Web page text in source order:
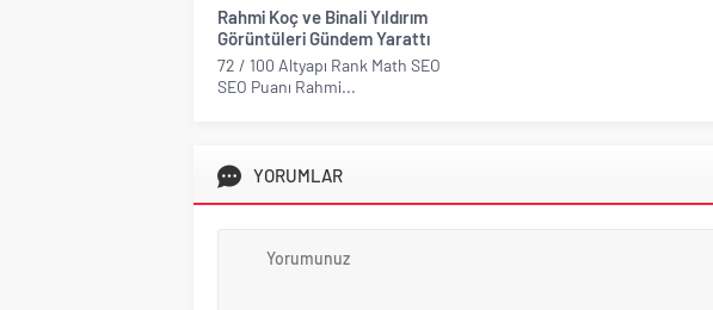
Rahmi Koç ve Binali Yıldırım
Görüntüleri Gündem Yarattı
72 / 100 Altyapı Rank Math SEO
SEO Puanı Rahmi...
YORUMLAR